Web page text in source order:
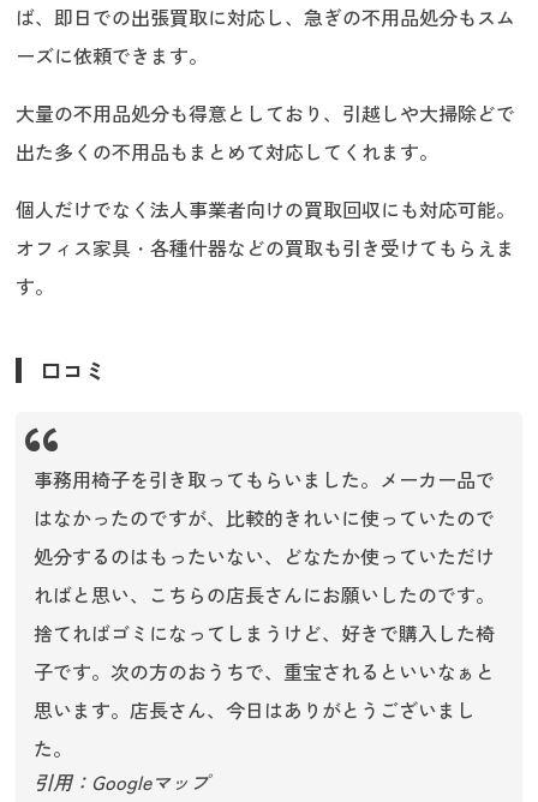
ば、即日での出張買取に対応し、急ぎの不用品処分もスム
ーズに依頼できます。
大量の不用品処分も得意としており、引越しや大掃除どで
出た多くの不用品もまとめて対応してくれます。
個人だけでなく法人事業者向けの買取回収にも対応可能。
オフィス家具・各種什器などの買取も引き受けてもらえま
す。
口コミ
事務用椅子を引き取ってもらいました。メーカー品で
はなかったのですが、比較的きれいに使っていたので
処分するのはもったいない、どなたか使っていただけ
ればと思い、こちらの店長さんにお願いしたのです。
捨てればゴミになってしまうけど、好きで購入した椅
子です。次の方のおうちで、重宝されるといいなぁと
思います。店長さん、今日はありがとうございまし
た。
引用：Googleマップ